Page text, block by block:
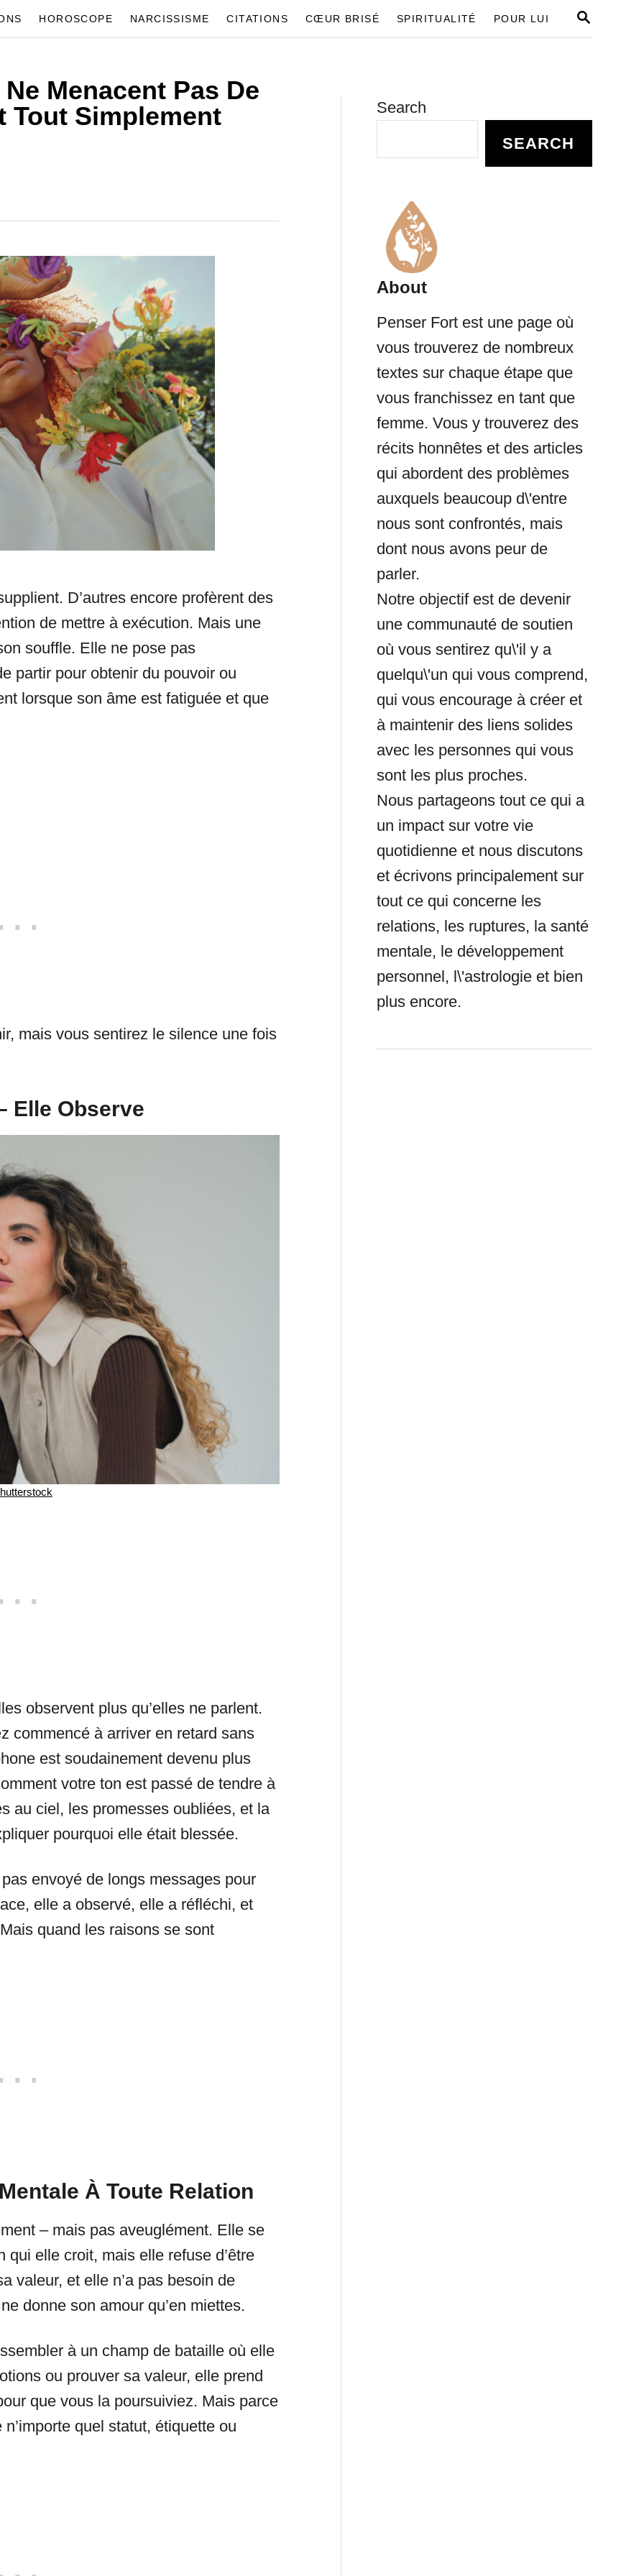
S
HOROSCOPE NARCISSISME CITATIONS CŒUR BRISÉ SPIRITUALITÉ POUR LUI
Menacent Pas De
Simplement
D’autres encore profèrent des
de mettre à exécution. Mais une
souffle. Elle ne pose pas
partir pour obtenir du pouvoir ou
lorsque son âme est fatiguée et que
mais vous sentirez le silence une fois
Elle Observe
observent plus qu’elles ne parlent.
commencé à arriver en retard sans
est soudainement devenu plus
votre ton est passé de tendre à
au ciel, les promesses oubliées, et la
pourquoi elle était blessée.
envoyé de longs messages pour
elle a observé, elle a réfléchi, et
quand les raisons se sont
À Toute Relation
– mais pas aveuglément. Elle se
qui elle croit, mais elle refuse d’être
valeur, et elle n’a pas besoin de
donne son amour qu’en miettes.
à un champ de bataille où elle
ou prouver sa valeur, elle prend
que vous la poursuiviez. Mais parce
quel statut, étiquette ou
Search
SEARCH
About
Penser Fort est une page où
vous trouverez de nombreux
textes sur chaque étape que
vous franchissez en tant que
femme. Vous y trouverez des
récits honnêtes et des articles
qui abordent des problèmes
auxquels beaucoup d\'entre
nous sont confrontés, mais
dont nous avons peur de
parler.
Notre objectif est de devenir
une communauté de soutien
où vous sentirez qu\'il y a
quelqu\'un qui vous comprend,
qui vous encourage à créer et
à maintenir des liens solides
avec les personnes qui vous
sont les plus proches.
Nous partageons tout ce qui a
un impact sur votre vie
quotidienne et nous discutons
et écrivons principalement sur
tout ce qui concerne les
relations, les ruptures, la santé
mentale, le développement
personnel, l\'astrologie et bien
plus encore.